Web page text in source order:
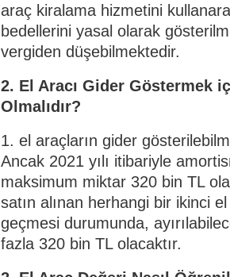
araç kiralama hizmetini
bedellerini yasal olarak
vergiden düşebilmektedir.
2. El Aracı Gider Göstermek
Olmalıdır?
1. el araçların gider
Ancak 2021 yılı itibariyle
maksimum miktar 320 bin TL
satın alınan herhangi bir ikinci
geçmesi durumunda,
fazla 320 bin TL olacaktır.